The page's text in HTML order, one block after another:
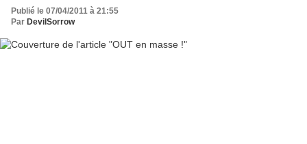
Publié le 07/04/2011 à 21:55
Par DevilSorrow